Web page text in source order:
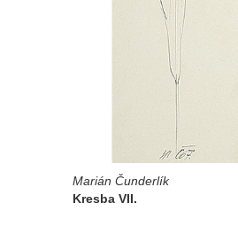
Marián Čunderlík
Kresba VII.